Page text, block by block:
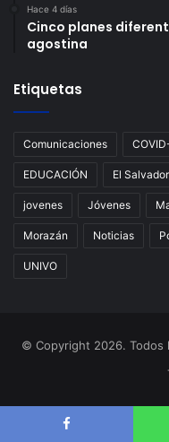
Hace 4 días
Cinco planes
agostina
Etiquetas
Comunicaciones
EDUCACIÓN El Salvador
jovenes Jóvenes
Morazán Noticias
UNIVO
© Copyright 2026.